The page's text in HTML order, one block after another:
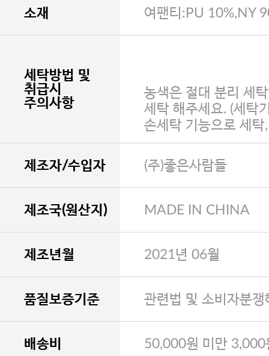
소재 여팬티:PU 10%,NY
세탁방법 및
취급시
주의사항
농색은 절대 분리 세
세탁 해주세요. (세탁
손세탁 기능으로 세탁
제조자/수입자 (주)좋은사람들
제조국(원산지) MADE IN CHINA
제조년월 2021년 06월
품질보증기준 관련법 및 소비자분
배송비 50,000원 미만 3,000